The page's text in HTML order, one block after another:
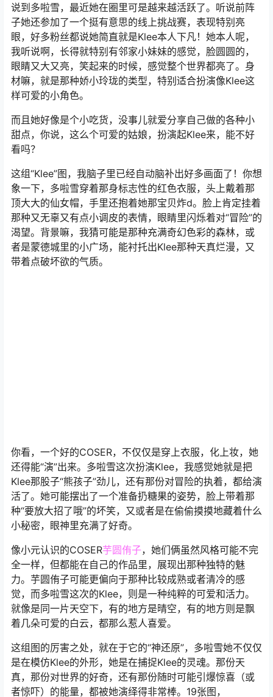
说到多啦雪，最近她在圈里可是越来越活跃了。听说前阵
子她还参加了一个挺有意思的线上挑战赛，表现特别亮
眼，好多粉丝都说她简直就是Klee本人下凡！她本人呢，
我听说啊，长得就特别有邻家小妹妹的感觉，脸圆圆的，
眼睛又大又亮，笑起来的时候，感觉整个世界都亮了。身
材嘛，就是那种娇小玲珑的类型，特别适合扮演像Klee这
样可爱的小角色。
而且她好像是个小吃货，没事儿就爱分享自己做的各种小
甜点，你说，这么个可爱的姑娘，扮演起Klee来，能不好
看吗？
这组“Klee”图，我脑子里已经自动脑补出好多画面了！你想
象一下，多啦雪穿着那身标志性的红色衣服，头上戴着那
顶大大的仙女帽，手里还抱着她那宝贝炸d。脸上肯定挂着
那种又无辜又有点小调皮的表情，眼睛里闪烁着对“冒险”的
渴望。背景嘛，我猜可能是那种充满奇幻色彩的森林，或
者是蒙德城里的小广场，能衬托出Klee那种天真烂漫，又
带着点破坏欲的气质。
你看，一个好的COSER，不仅仅是穿上衣服，化上妆，她
还得能“演”出来。多啦雪这次扮演Klee，我感觉她就是把
Klee那股子“熊孩子”劲儿，还有那份对冒险的执着，都给演
活了。她可能摆出了一个准备扔糖果的姿势，脸上带着那
种“要放大招了哦”的坏笑，又或者是在偷偷摸摸地藏着什么
小秘密，眼神里充满了好奇。
像小元认识的COSER芋圆侑子，她们俩虽然风格可能不完
全一样，但都能在自己的作品里，展现出那种独特的魅
力。芋圆侑子可能更偏向于那种比较成熟或者清冷的感
觉，而多啦雪这次的Klee，则是一种纯粹的可爱和活力。
就像是同一片天空下，有的地方是晴空，有的地方则是飘
着几朵可爱的白云，都那么惹人喜爱。
这组图的厉害之处，就在于它的“神还原”，多啦雪她不仅仅
是在模仿Klee的外形，她是在捕捉Klee的灵魂。那份天
真，那份对世界的好奇，还有那份随时可能引爆惊喜（或
者惊吓）的能量，都被她演绎得非常棒。19张图，